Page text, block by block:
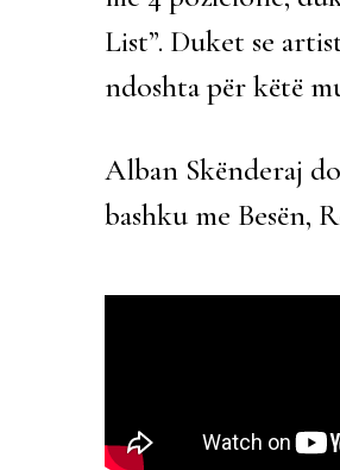
List”. Duket se
ndoshta për këtë
Alban Skënderaj
bashku me Besën,